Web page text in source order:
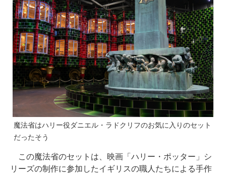
魔法省はハリー役ダニエル・ラドクリフのお気に入りのセット
だったそう
この魔法省のセットは、映画「ハリー・ポッター」シ
リーズの制作に参加したイギリスの職人たちによる手作